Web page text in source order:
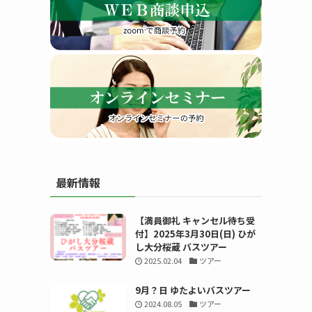
す
る
最新情報
【満員御礼 キャンセル待ち受
付】2025年3月30日(日) ひが
し大分桜蔵 バスツアー
2025.02.04 ツアー
9月？日 ゆたよいバスツアー
2024.08.05 ツアー